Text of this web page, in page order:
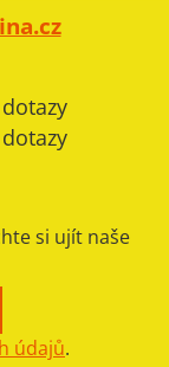
si ujít naše
údajů.